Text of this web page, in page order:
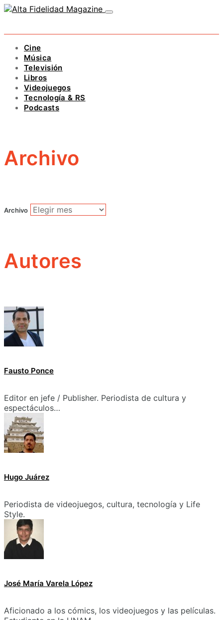
Cine
Música
Televisión
Libros
Videojuegos
Tecnología & RS
Podcasts
Archivo
Archivo
Autores
Fausto Ponce
Editor en jefe / Publisher. Periodista de cultura y
espectáculos…
Hugo Juárez
Periodista de videojuegos, cultura, tecnología y Life
Style.
José María Varela López
Aficionado a los cómics, los videojuegos y las películas.